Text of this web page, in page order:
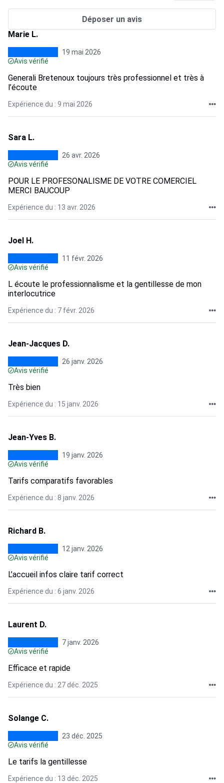
Déposer un avis
Marie L.
19 mai 2026
Avis vérifié
Generali Bretenoux toujours très professionnel et très à
l’écoute
Expérience du : 9 mai 2026
Sara L.
26 avr. 2026
Avis vérifié
POUR LE PROFESONALISME DE VOTRE COMERCIEL
MERCI BAUCOUP
Expérience du : 13 avr. 2026
Joel H.
11 févr. 2026
Avis vérifié
L écoute le professionnalisme et la gentillesse de mon
interlocutrice
Expérience du : 7 févr. 2026
Jean-Jacques D.
26 janv. 2026
Avis vérifié
Très bien
Expérience du : 15 janv. 2026
Jean-Yves B.
19 janv. 2026
Avis vérifié
Tarifs comparatifs favorables
Expérience du : 8 janv. 2026
Richard B.
12 janv. 2026
Avis vérifié
L’accueil infos claire tarif correct
Expérience du : 6 janv. 2026
Laurent D.
7 janv. 2026
Avis vérifié
Efficace et rapide
Expérience du : 27 déc. 2025
Solange C.
23 déc. 2025
Avis vérifié
Le tarifs la gentillesse
Expérience du : 13 déc. 2025